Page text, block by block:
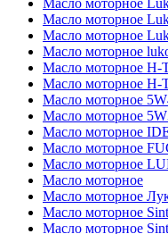
Масло моторное
Масло моторное
Масло моторное
Масло моторное H-
Масло моторное H-
Масло моторное
Масло моторное
Масло моторное
Масло моторное
Масло моторное
Масло моторное
Масло моторное
Масло моторное
Масло моторное